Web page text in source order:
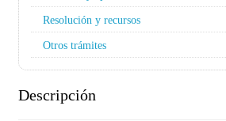
Resolución y recursos
Otros trámites
Descripción